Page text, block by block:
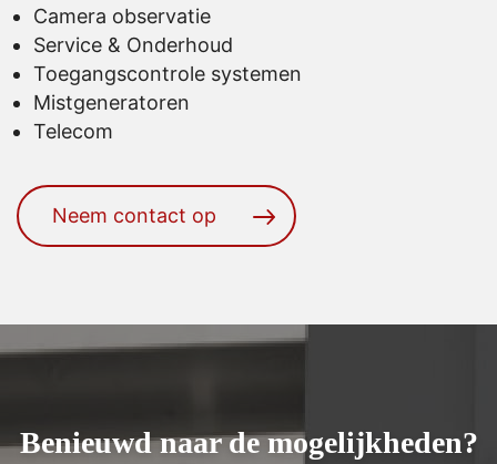
Camera observatie
Service & Onderhoud
Toegangscontrole systemen
Mistgeneratoren
Telecom
Neem contact op
Benieuwd naar de mogelijkheden?